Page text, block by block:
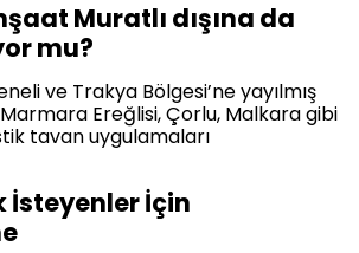
Muratlı dışına da
mu?
ve Trakya Bölgesi’ne yayılmış
Ereğlisi, Çorlu, Malkara gibi
tavan uygulamaları
İsteyenler İçin